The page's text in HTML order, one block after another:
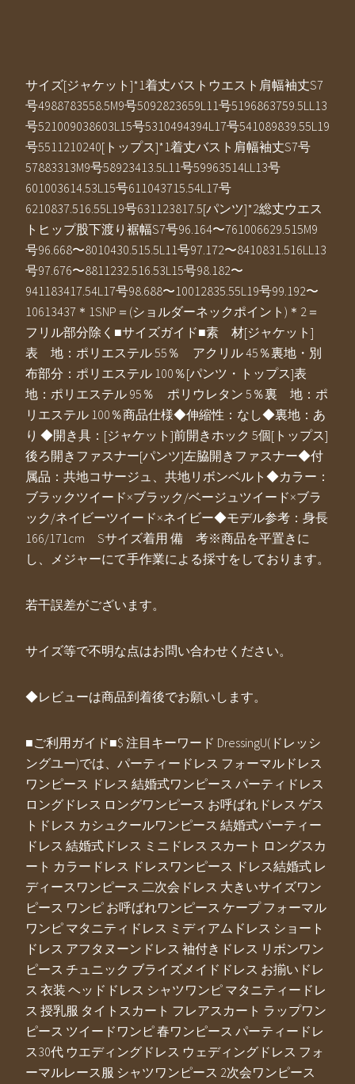
サイズ[ジャケット]*1着丈バストウエスト肩幅袖丈S7
号4988783558.5M9号5092823659L11号5196863759.5LL13
号521009038603L15号5310494394L17号541089839.55L19
号5511210240[トップス]*1着丈バスト肩幅袖丈S7号
57883313M9号58923413.5L11号59963514LL13号
601003614.53L15号611043715.54L17号
6210837.516.55L19号631123817.5[パンツ]*2総丈ウエス
トヒップ股下渡り裾幅S7号96.164〜761006629.515M9
号96.668〜8010430.515.5L11号97.172〜8410831.516LL13
号97.676〜8811232.516.53L15号98.182〜
941183417.54L17号98.688〜10012835.55L19号99.192〜
10613437＊1SNP＝(ショルダーネックポイント)＊2＝
フリル部分除く■サイズガイド■素 材[ジャケット]
表 地：ポリエステル 55％ アクリル 45％裏地・別
布部分：ポリエステル 100％[パンツ・トップス]表
地：ポリエステル 95％ ポリウレタン 5％裏 地：ポ
リエステル 100％商品仕様◆伸縮性：なし◆裏地：あ
り ◆開き具：[ジャケット]前開きホック 5個[トップス]
後ろ開きファスナー[パンツ]左脇開きファスナー◆付
属品：共地コサージュ、共地リボンベルト◆カラー：
ブラックツイード×ブラック/ベージュツイード×ブラ
ック/ネイビーツイード×ネイビー◆モデル参考：身長
166/171cm Sサイズ着用 備 考※商品を平置きに
し、メジャーにて手作業による採寸をしております。
若干誤差がございます。
サイズ等で不明な点はお問い合わせください。
◆レビューは商品到着後でお願いします。
■ご利用ガイド■$ 注目キーワード DressingU(ドレッシ
ングユー)では、パーティードレス フォーマルドレス
ワンピース ドレス 結婚式ワンピース パーティドレス
ロングドレス ロングワンピース お呼ばれドレス ゲス
トドレス カシュクールワンピース 結婚式パーティー
ドレス 結婚式ドレス ミニドレス スカート ロングスカ
ート カラードレス ドレスワンピース ドレス結婚式 レ
ディースワンピース 二次会ドレス 大きいサイズワン
ピース ワンピ お呼ばれワンピース ケープ フォーマル
ワンピ マタニティドレス ミディアムドレス ショート
ドレス アフタヌーンドレス 袖付きドレス リボンワン
ピース チュニック ブライズメイドドレス お揃いドレ
ス 衣装 ヘッドドレス シャツワンピ マタニティードレ
ス 授乳服 タイトスカート フレアスカート ラップワン
ピース ツイードワンピ 春ワンピース パーティードレ
ス30代 ウエディングドレス ウェディングドレス フォ
ーマルレース服 シャツワンピース 2次会ワンピース